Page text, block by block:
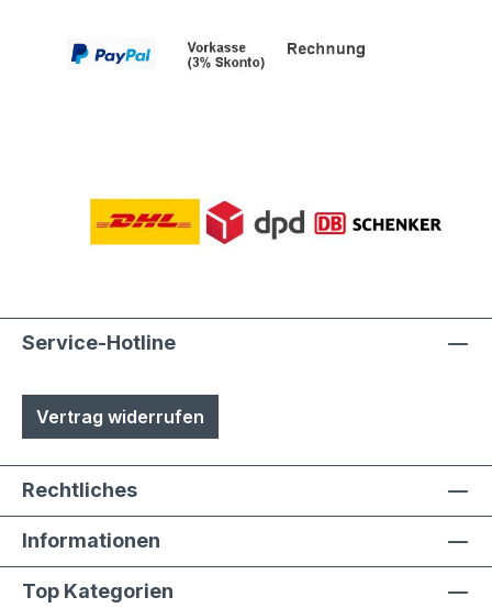
Service-Hotline
Vertrag widerrufen
Rechtliches
Informationen
Top Kategorien